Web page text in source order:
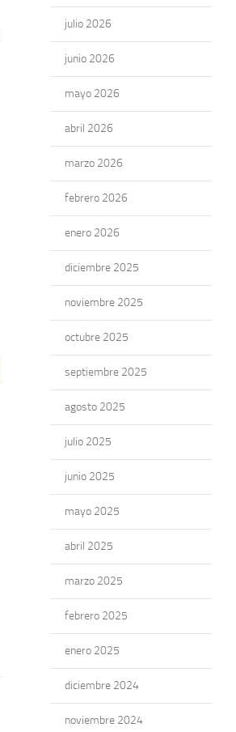
julio 2026
junio 2026
mayo 2026
abril 2026
marzo 2026
febrero 2026
enero 2026
diciembre 2025
noviembre 2025
octubre 2025
septiembre 2025
agosto 2025
julio 2025
junio 2025
mayo 2025
abril 2025
marzo 2025
febrero 2025
enero 2025
diciembre 2024
noviembre 2024